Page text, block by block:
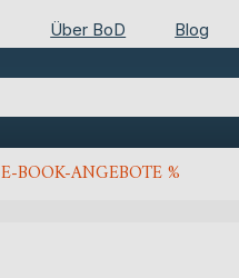
Über BoD Blog
E-BOOK-ANGEBOTE %